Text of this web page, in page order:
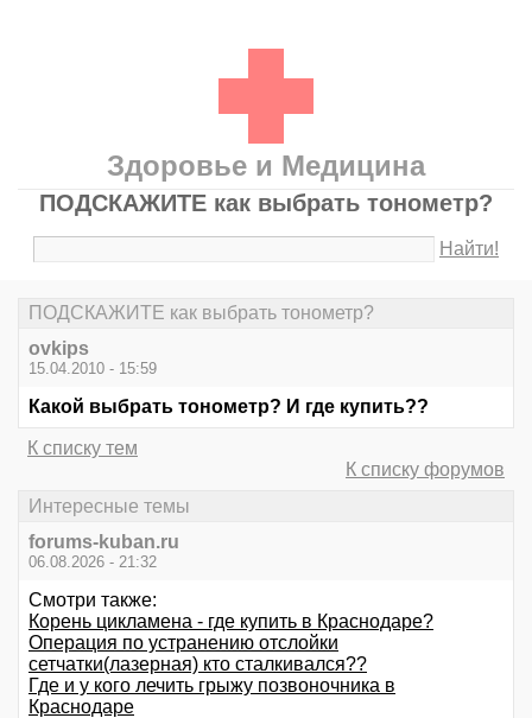
Здоровье и Медицина
ПОДСКАЖИТЕ как выбрать тонометр?
Найти!
ПОДСКАЖИТЕ как выбрать тонометр?
ovkips
15.04.2010 - 15:59
Какой выбрать тонометр? И где купить??
К списку тем
К списку форумов
Интересные темы
forums-kuban.ru
06.08.2026 - 21:32
Смотри также:
Корень цикламена - где купить в Краснодаре?
Операция по устранению отслойки
сетчатки(лазерная) кто сталкивался??
Где и у кого лечить грыжу позвоночника в
Краснодаре